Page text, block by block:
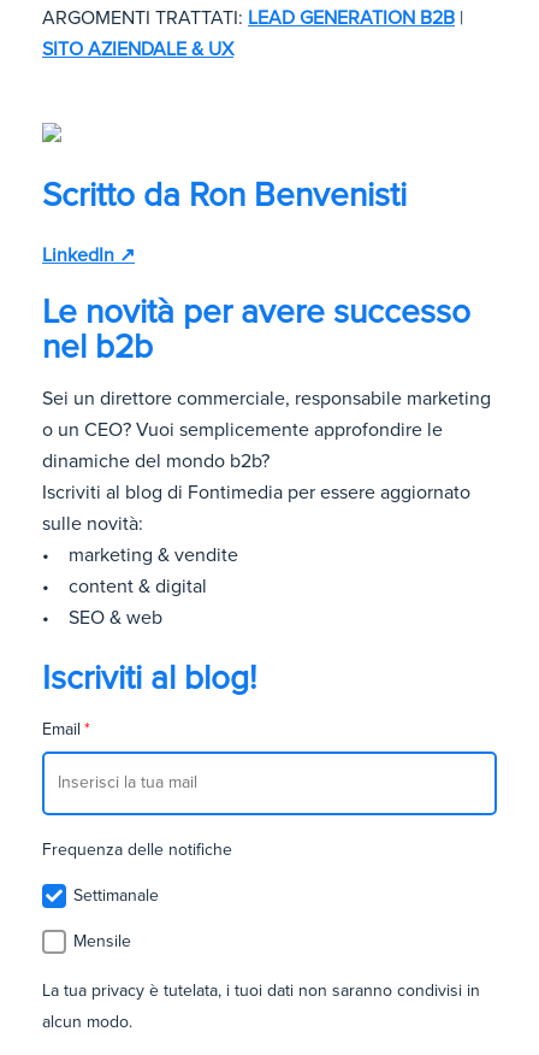
ARGOMENTI TRATTATI: LEAD GENERATION B2B |
SITO AZIENDALE & UX
Scritto da Ron Benvenisti
LinkedIn ↗
Le novità per avere successo
nel b2b
Sei un direttore commerciale, responsabile marketing
o un CEO? Vuoi semplicemente approfondire le
dinamiche del mondo b2b?
Iscriviti al blog di Fontimedia per essere aggiornato
sulle novità:
• marketing & vendite
• content & digital
• SEO & web
Iscriviti al blog!
Email *
Frequenza delle notifiche
Settimanale
Mensile
La tua privacy è tutelata, i tuoi dati non saranno condivisi in
alcun modo.